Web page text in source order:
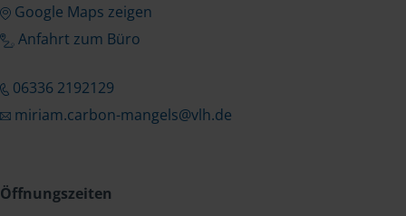
Google Maps zeigen
Anfahrt zum Büro
06336 2192129
miriam.carbon-mangels@vlh.de
Öffnungszeiten